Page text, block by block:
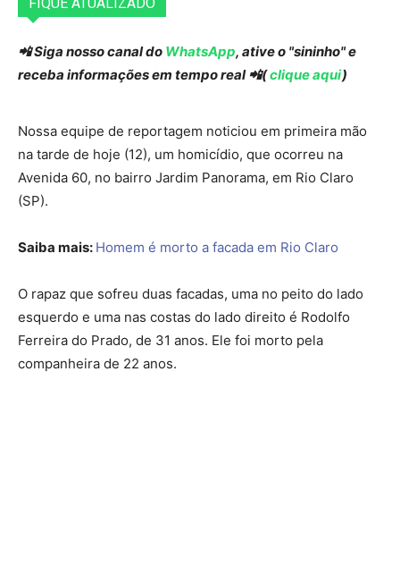
📲 Siga nosso canal do WhatsApp, ative o "sininho" e
receba informações em tempo real 📲(clique aqui)
Nossa equipe de reportagem noticiou em primeira mão
na tarde de hoje (12), um homicídio, que ocorreu na
Avenida 60, no bairro Jardim Panorama, em Rio Claro
(SP).
Saiba mais: Homem é morto a facada em Rio Claro
O rapaz que sofreu duas facadas, uma no peito do lado
esquerdo e uma nas costas do lado direito é Rodolfo
Ferreira do Prado, de 31 anos. Ele foi morto pela
companheira de 22 anos.